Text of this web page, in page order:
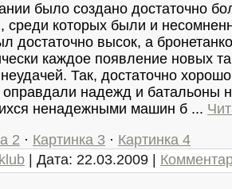
было создано достаточно
среди которых были и
достаточно высок, а
каждое появление новых
Так, достаточно
надежд и батальоны
ненадежными машин б ...
2 · Картинка 3 · Картинка 4
Дата: 22.03.2009